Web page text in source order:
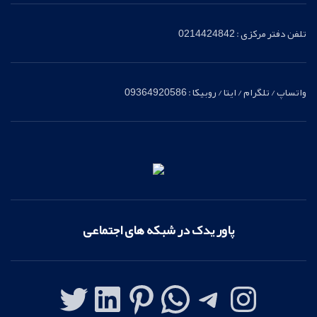
تلفن دفتر مرکزی : 0214424842
واتساپ / تلگرام / ایتا / روبیکا : 09364920586
پاور یدک در شبکه های اجتماعی